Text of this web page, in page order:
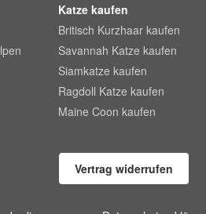
Katze kaufen
Britisch Kurzhaar kaufen
Savannah Katze kaufen
Siamkatze kaufen
Ragdoll Katze kaufen
Maine Coon kaufen
Vertrag widerrufen